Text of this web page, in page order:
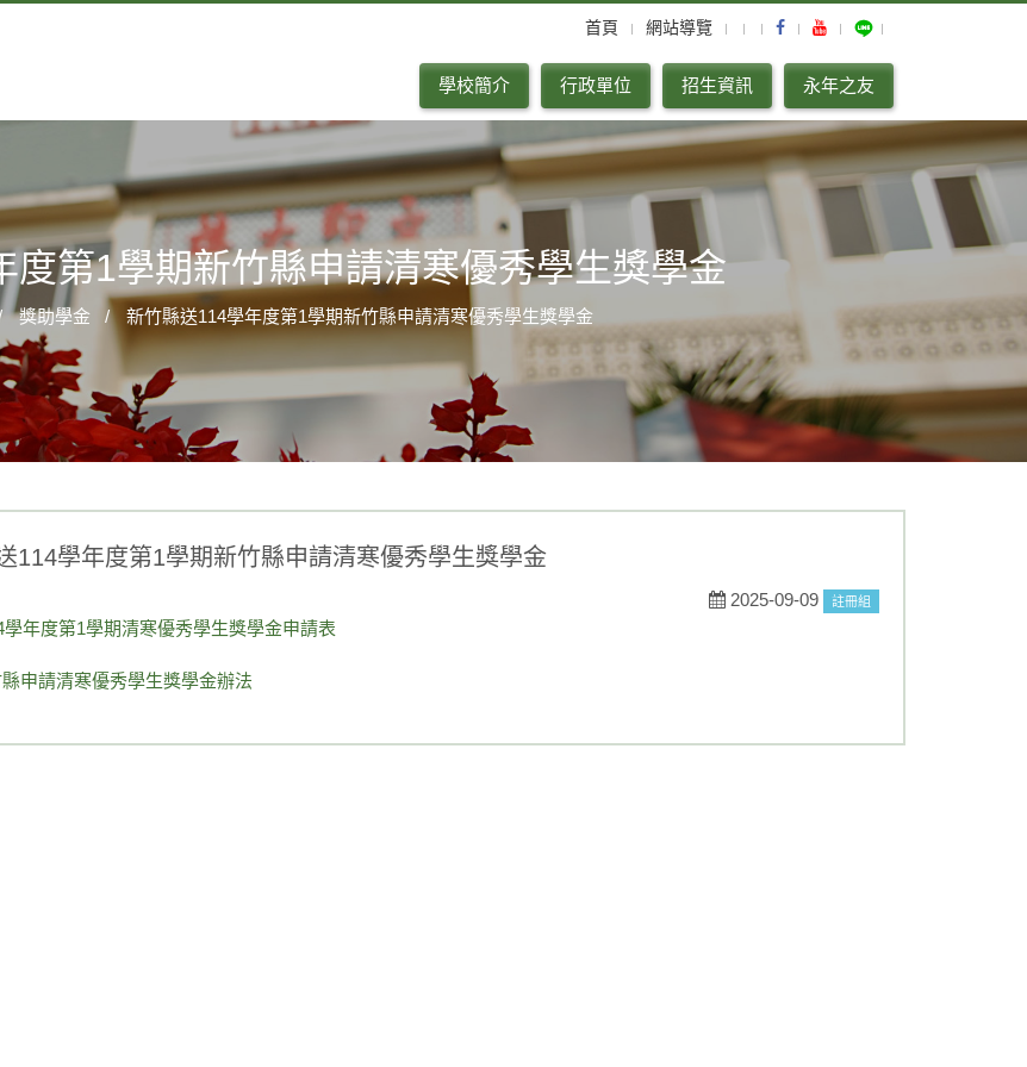
首頁 網站導覽
學校簡介 行政單位 招生資訊 永年之友
度第1學期新竹縣申請清寒優秀學生獎學金
獎助學金 新竹縣送114學年度第1學期新竹縣申請清寒優秀學生獎學金
114學年度第1學期新竹縣申請清寒優秀學生獎學金
2025-09-09 註冊組
學年度第1學期清寒優秀學生獎學金申請表
申請清寒優秀學生獎學金辦法